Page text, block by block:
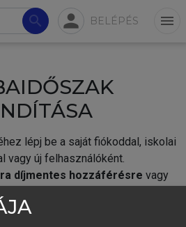
search person BELÉPÉS menu
lépj be a saját fiókoddal, iskolai
vagy új felhasználóként.
díjmentes hozzáférésre vagy